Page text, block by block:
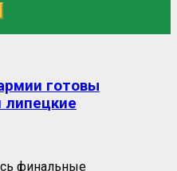
готовы
липецкие
финальные